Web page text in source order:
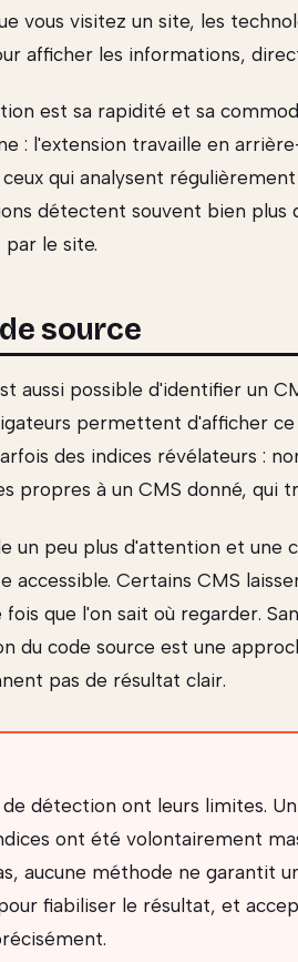
vous visitez un site, les
afficher les informations,
est sa rapidité et sa
: l'extension travaille en
qui analysent
détectent souvent bien plus
le site.
source
aussi possible d'identifier un
permettent d'afficher
des indices révélateurs :
propres à un CMS donné, qui
un peu plus d'attention et une
accessible. Certains CMS
que l'on sait où regarder.
du code source est une
pas de résultat clair.
détection ont leurs limites.
ont été volontairement
aucune méthode ne garantit
fiabiliser le résultat, et